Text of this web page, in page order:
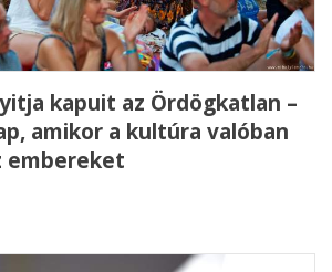
kapuit az Ördögkatlan –
amikor a kultúra valóban
embereket